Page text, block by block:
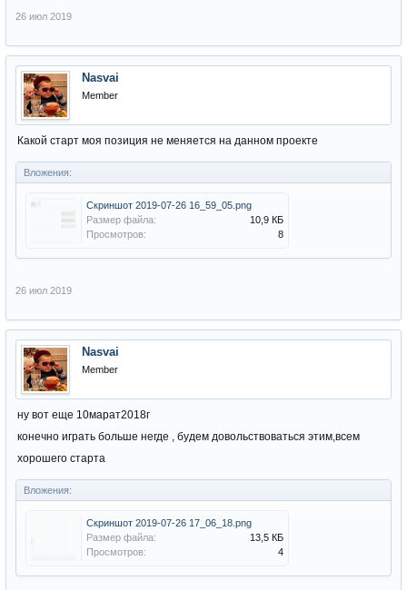
26 июл 2019
Nasvai
Member
Какой старт моя позиция не меняется на данном проекте
Вложения:
Скриншот 2019-07-26 16_59_05.png
Размер файла:
10,9 КБ
Просмотров:
8
26 июл 2019
Nasvai
Member
ну вот еще 10марат2018г
конечно играть больше негде , будем довольствоваться этим,всем
хорошего старта
Вложения:
Скриншот 2019-07-26 17_06_18.png
Размер файла:
13,5 КБ
Просмотров:
4